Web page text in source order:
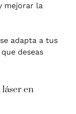
mejorar la
adapta a tus
deseas
en